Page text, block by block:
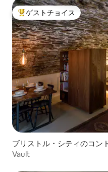
大好評のゲストチョイスで
ゲストチョイス
ブリストル・シティのコン
Vault